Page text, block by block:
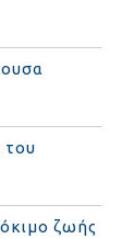
του
ζωής